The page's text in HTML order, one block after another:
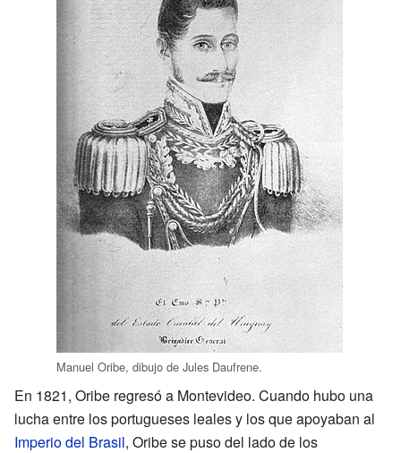
Manuel Oribe, dibujo de Jules Daufrene.
En 1821, Oribe regresó a Montevideo. Cuando hubo una
lucha entre los portugueses leales y los que apoyaban al
Imperio del Brasil, Oribe se puso del lado de los